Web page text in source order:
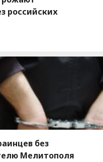
российских
без
Мелитополя